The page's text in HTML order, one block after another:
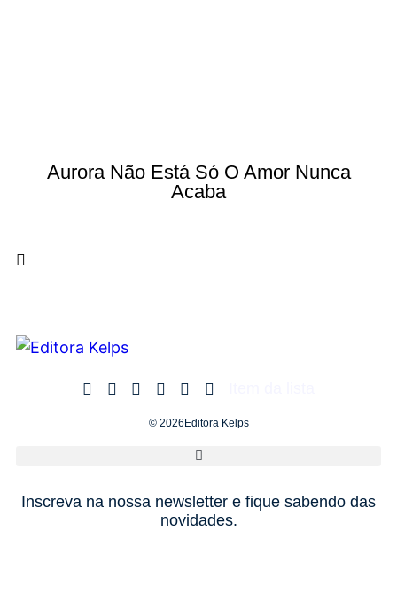
Aurora Não Está Só O Amor Nunca
Acaba
© 2026Editora Kelps
Inscreva na nossa newsletter e fique sabendo das
novidades.